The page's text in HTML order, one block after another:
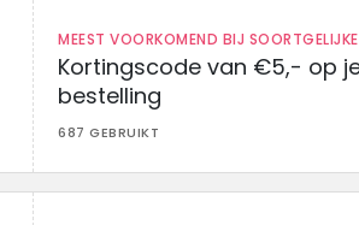
MEEST VOORKOMEND BIJ
Kortingscode van €5,- op
bestelling
687 GEBRUIKT